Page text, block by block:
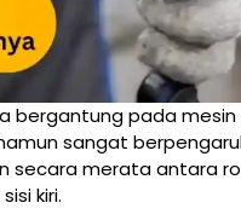
bergantung pada
sangat
merata antara
kiri.